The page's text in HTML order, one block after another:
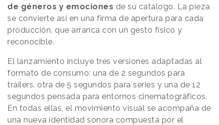
de géneros y emociones de su catálogo. La pieza
se convierte así en una firma de apertura para cada
producción, que arranca con un gesto físico y
reconocible.
El lanzamiento incluye tres versiones adaptadas al
formato de consumo: una de 2 segundos para
tráilers, otra de 5 segundos para series y una de 12
segundos pensada para entornos cinematográficos.
En todas ellas, el movimiento visual se acompaña de
una nueva identidad sonora compuesta por el